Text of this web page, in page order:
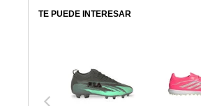
TE PUEDE INTERESAR